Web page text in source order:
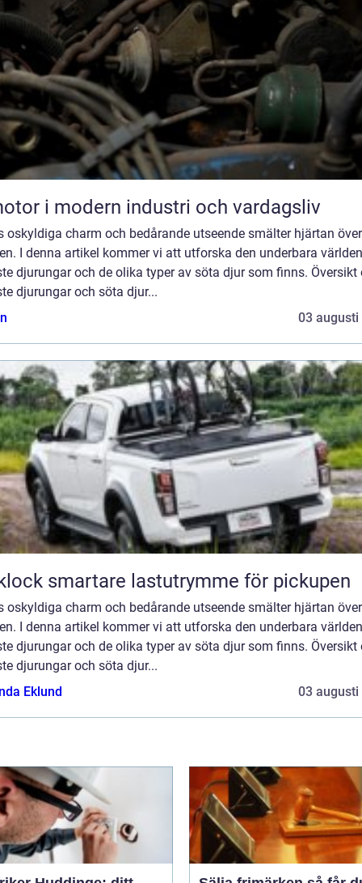
i modern industri och vardagsliv
oskyldiga charm och bedårande utseende smälter hjärtan
I denna artikel kommer vi att utforska den underbara
djurungar och de olika typer av söta djur som finns. Översikt
djurungar och söta djur...
03 augusti
Flaklock smartare lastutrymme för pickupen
oskyldiga charm och bedårande utseende smälter hjärtan
I denna artikel kommer vi att utforska den underbara
djurungar och de olika typer av söta djur som finns. Översikt
djurungar och söta djur...
Eklund
03 augusti